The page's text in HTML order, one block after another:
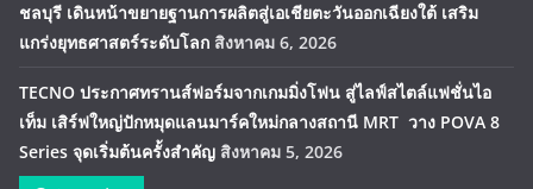
ชลบุรี เดินหน้าขยายฐานการผลิตสู่เอเชียตะวันออกเฉียงใต้ เสริม
แกร่งยุทธศาสตร์ระดับโลก สิงหาคม 6, 2026
TECNO ประกาศทรานส์ฟอร์มจากเกมมิ่งโฟน สู่ไลฟ์สไตล์แฟชั่นไอ
เท็ม เสิร์ฟใหญ่ปักหมุดแลนมาร์คใหม่กลางสถานี MRT วาง POVA 8
Series จุดเริ่มต้นครั้งสำคัญ สิงหาคม 5, 2026